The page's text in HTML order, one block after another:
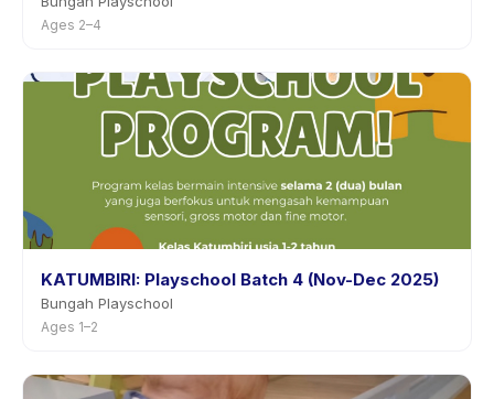
Ages 2–4
KATUMBIRI: Playschool Batch 4 (Nov-Dec 2025)
Bungah Playschool
Ages 1–2